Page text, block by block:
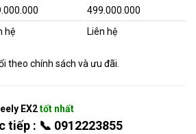
499.000.000
hệ Liên hệ
theo chính sách và ưu đãi.
EX2tốt nhất
tiếp : 📞 0912223855